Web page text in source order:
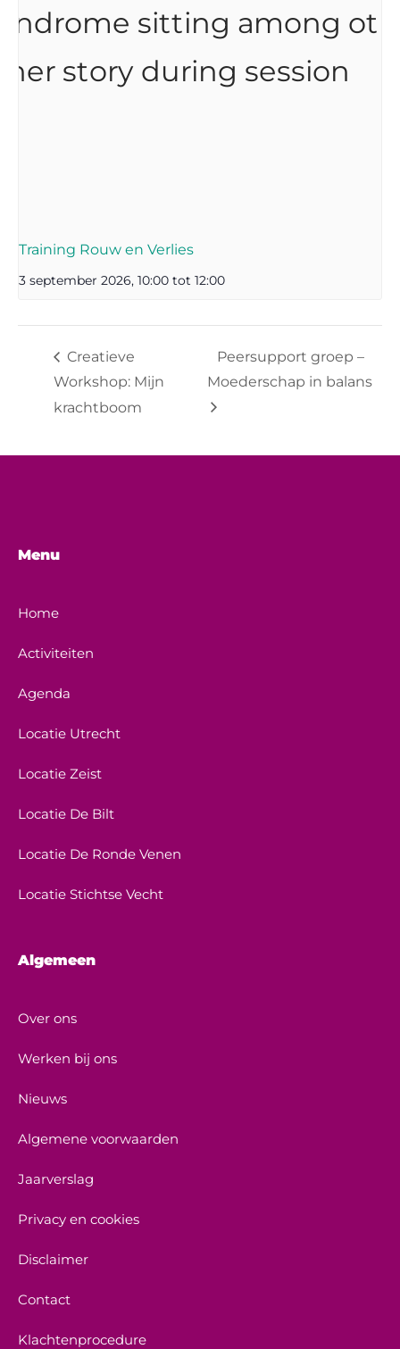
Training Rouw en Verlies
3 september 2026, 10:00 tot 12:00
Creatieve
Workshop: Mijn
krachtboom
Peersupport groep –
Moederschap in balans
Menu
Home
Activiteiten
Agenda
Locatie Utrecht
Locatie Zeist
Locatie De Bilt
Locatie De Ronde Venen
Locatie Stichtse Vecht
Algemeen
Over ons
Werken bij ons
Nieuws
Algemene voorwaarden
Jaarverslag
Privacy en cookies
Disclaimer
Contact
Klachtenprocedure